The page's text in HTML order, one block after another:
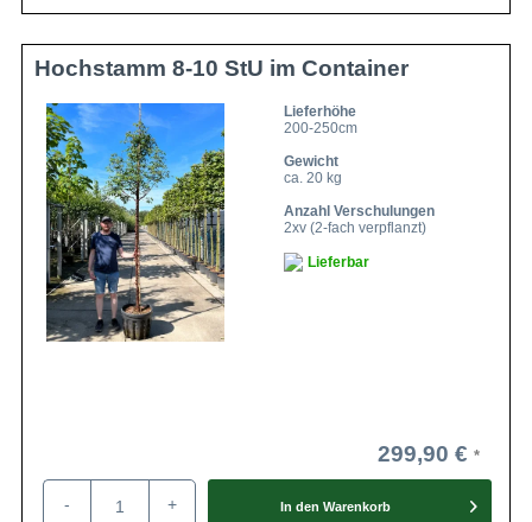
Hochstamm 8-10 StU im Container
Lieferhöhe
200-250cm
Gewicht
ca. 20 kg
Anzahl Verschulungen
2xv (2-fach verpflanzt)
Lieferbar
299,90 €
- + In den Warenkorb